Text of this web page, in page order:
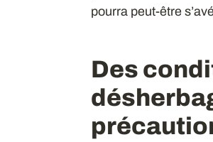
pourra peut-être
Des